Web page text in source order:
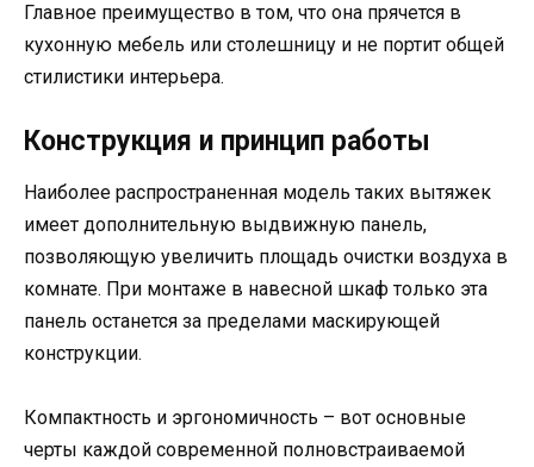
Главное преимущество в том, что она прячется в
кухонную мебель или столешницу и не портит общей
стилистики интерьера.
Конструкция и принцип работы
Наиболее распространенная модель таких вытяжек
имеет дополнительную выдвижную панель,
позволяющую увеличить площадь очистки воздуха в
комнате. При монтаже в навесной шкаф только эта
панель останется за пределами маскирующей
конструкции.
Компактность и эргономичность – вот основные
черты каждой современной полновстраиваемой